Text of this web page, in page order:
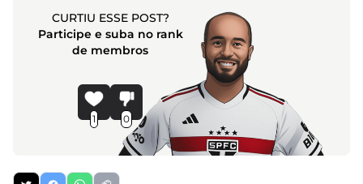
CURTIU ESSE POST?
Participe e suba no rank
de membros
1 0